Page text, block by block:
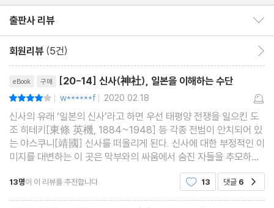
출판사 리뷰
회원리뷰 (5건)
eBook 구매 [20-14] 신사(神社), 일본을 이해하는 수단
| w******f | 2020.02.18
신사의 유래 ‘일본의 신사’라고 하면 우선 태평양 전쟁을 일으킨 도
조 히테키[東條 英機, 1884~1948] 등 각종 전범이 안치되어 있
는 야스쿠니[靖國] 신사를 떠올리게 된다. 신사에 대한 부정적인 이
미지를 대변하는 이 곳은 막부와의 싸움에서 숨진 자들을 추모하기
위해 1869년[메이지 2년] 설립한 도쿄 쇼콘자[東京 招魂社]를
전신(前身)으로 하고 있다. 하지만 모든 신사가 다 이런
13명이 이 리뷰를 추천합니다. 13 댓글 6